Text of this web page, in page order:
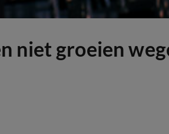
niet groeien